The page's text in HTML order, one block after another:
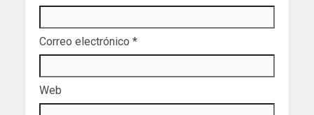
Correo electrónico *
Web